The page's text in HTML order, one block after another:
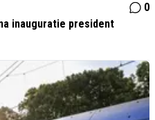
0
inauguratie president